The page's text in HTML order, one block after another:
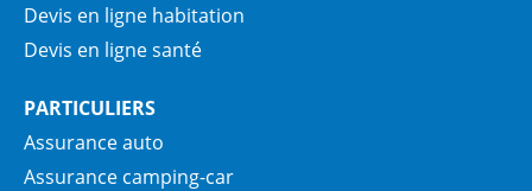
Devis en ligne habitation
Devis en ligne santé
PARTICULIERS
Assurance auto
Assurance camping-car